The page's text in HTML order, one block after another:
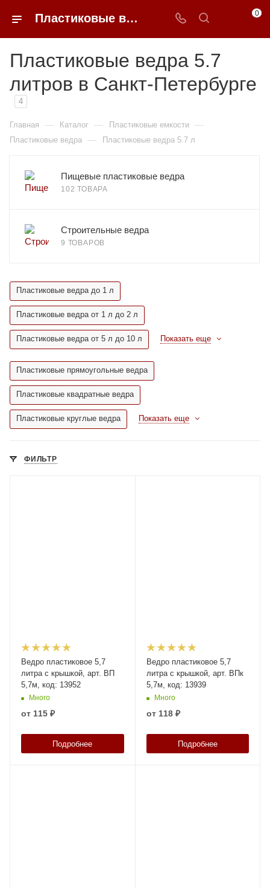
Пластиковые ведра 5.7 литров недорого в Санкт-Петербурге | 0FFER 0
Пластиковые ведра 5.7
литров в Санкт-Петербурге
4
Главная — Каталог — Пластиковые емкости —
Пластиковые ведра — Пластиковые ведра 5.7 л
Пищевые пластиковые ведра
102 ТОВАРА
Строительные ведра
9 ТОВАРОВ
Пластиковые ведра до 1 л
Пластиковые ведра от 1 л до 2 л
Пластиковые ведра от 5 л до 10 л Показать еще
Пластиковые прямоугольные ведра
Пластиковые квадратные ведра
Пластиковые круглые ведра Показать еще
ФИЛЬТР
Ведро пластиковое 5,7
литра с крышкой, арт. ВП
5,7м, код: 13952
Много
от 115 ₽
Подробнее
Ведро пластиковое 5,7
литра с крышкой, арт. ВПк
5,7м, код: 13939
Много
от 118 ₽
Подробнее